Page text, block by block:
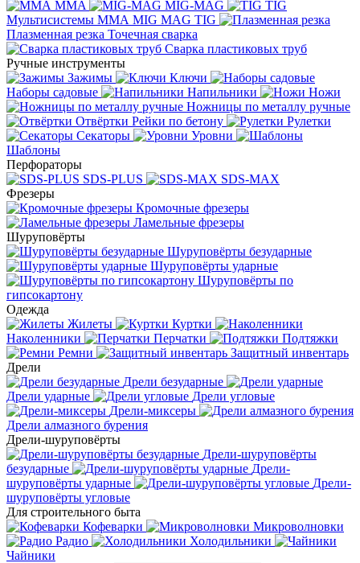
MMA
MIG-MAG
TIG
Мультисистемы ММА MIG MAG TIG
Плазменная резка Точечная сварка
Cварка пластиковых труб
Ручные инструменты
Зажимы
Ключи
Наборы садовые
Напильники
Ножи
Ножницы по металлу ручные
Отвёртки Рейки по бетону
Рулетки
Секаторы
Уровни
Шаблоны
Перфораторы
SDS-PLUS
SDS-MAX
Фрезеры
Кромочные фрезеры
Ламельные фрезеры
Шуруповёрты
Шуруповёрты безударные
Шуруповёрты ударные
Шуруповёрты по
гипсокартону
Одежда
Жилеты
Куртки
Наколенники
Перчатки
Подтяжки
Ремни
Защитный инвентарь
Дрели
Дрели безударные
Дрели ударные
Дрели угловые
Дрели-миксеры
Дрели алмазного бурения
Дрели-шуруповёрты
Дрели-шуруповёрты
безударные
Дрели-
шуруповёрты ударные
Дрели-
шуруповёрты угловые
Для строительного быта
Кофеварки
Микроволновки
Радио
Холодильники
Чайники